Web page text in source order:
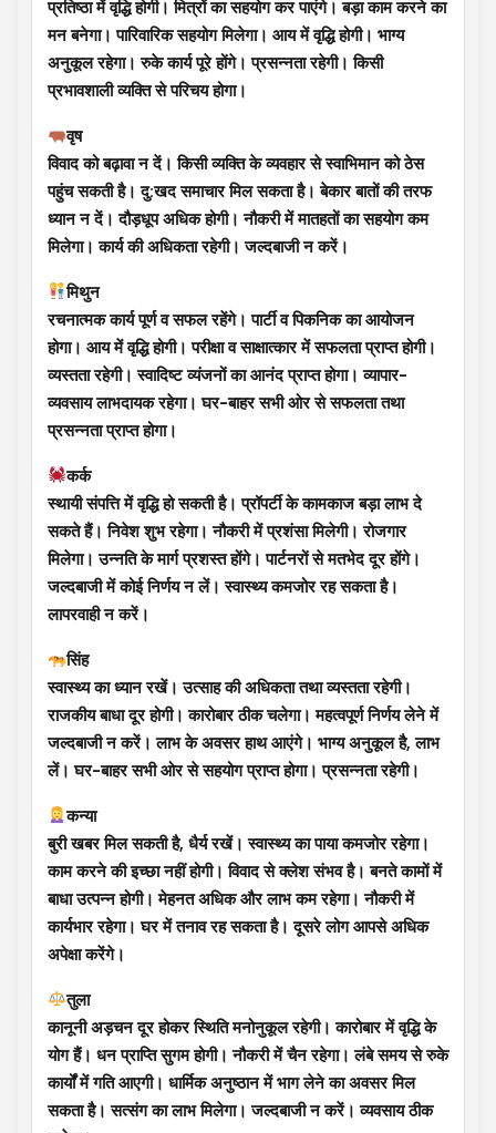
प्रतिष्ठा में वृद्धि होगी। मित्रों का सहयोग कर पाएंगे। बड़ा काम करने का
मन बनेगा। पारिवारिक सहयोग मिलेगा। आय में वृद्धि होगी। भाग्य
अनुकूल रहेगा। रुके कार्य पूरे होंगे। प्रसन्नता रहेगी। किसी
प्रभावशाली व्यक्ति से परिचय होगा।
वृष
विवाद को बढ़ावा न दें। किसी व्यक्ति के व्यवहार से स्वाभिमान को ठेस
पहुंच सकती है। दु:खद समाचार मिल सकता है। बेकार बातों की तरफ
ध्यान न दें। दौड़धूप अधिक होगी। नौकरी में मातहतों का सहयोग कम
मिलेगा। कार्य की अधिकता रहेगी। जल्दबाजी न करें।
मिथुन
रचनात्मक कार्य पूर्ण व सफल रहेंगे। पार्टी व पिकनिक का आयोजन
होगा। आय में वृद्धि होगी। परीक्षा व साक्षात्कार में सफलता प्राप्त होगी।
व्यस्तता रहेगी। स्वादिष्ट व्यंजनों का आनंद प्राप्त होगा। व्यापार-
व्यवसाय लाभदायक रहेगा। घर-बाहर सभी ओर से सफलता तथा
प्रसन्नता प्राप्त होगा।
कर्क
स्थायी संपत्ति में वृद्धि हो सकती है। प्रॉपर्टी के कामकाज बड़ा लाभ दे
सकते हैं। निवेश शुभ रहेगा। नौकरी में प्रशंसा मिलेगी। रोजगार
मिलेगा। उन्नति के मार्ग प्रशस्त होंगे। पार्टनरों से मतभेद दूर होंगे।
जल्दबाजी में कोई निर्णय न लें। स्वास्थ्य कमजोर रह सकता है।
लापरवाही न करें।
सिंह
स्वास्थ्य का ध्यान रखें। उत्साह की अधिकता तथा व्यस्तता रहेगी।
राजकीय बाधा दूर होगी। कारोबार ठीक चलेगा। महत्वपूर्ण निर्णय लेने में
जल्दबाजी न करें। लाभ के अवसर हाथ आएंगे। भाग्य अनुकूल है, लाभ
लें। घर-बाहर सभी ओर से सहयोग प्राप्त होगा। प्रसन्नता रहेगी।
कन्या
बुरी खबर मिल सकती है, धैर्य रखें। स्वास्थ्य का पाया कमजोर रहेगा।
काम करने की इच्छा नहीं होगी। विवाद से क्लेश संभव है। बनते कामों में
बाधा उत्पन्न होगी। मेहनत अधिक और लाभ कम रहेगा। नौकरी में
कार्यभार रहेगा। घर में तनाव रह सकता है। दूसरे लोग आपसे अधिक
अपेक्षा करेंगे।
तुला
कानूनी अड़चन दूर होकर स्थिति मनोनुकूल रहेगी। कारोबार में वृद्धि के
योग हैं। धन प्राप्ति सुगम होगी। नौकरी में चैन रहेगा। लंबे समय से रुके
कार्यों में गति आएगी। धार्मिक अनुष्ठान में भाग लेने का अवसर मिल
सकता है। सत्संग का लाभ मिलेगा। जल्दबाजी न करें। व्यवसाय ठीक